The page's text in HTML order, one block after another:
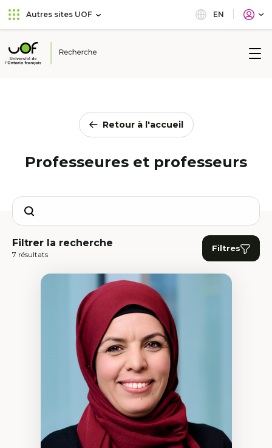
Aller
au
principal
Passer
au
Autres sites UOF EN
Université
Retour à l'accueil
Professeures et professeurs
Search
Filtrer la recherche
7 résultats
Filtres